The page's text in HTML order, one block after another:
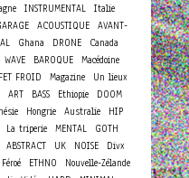
INSTRUMENTAL
Italie
ACOUSTIQUE
AVANT-
Ghana DRONE
Canada
WAVE BAROQUE Macédoine
FROID Magazine
Un lieux
ART BASS Ethiopie
DOOM
Hongrie Australie
HIP
La triperie MENTAL
GOTH
ABSTRACT UK NOISE
Divx
ETHNO
Nouvelle-Zélande